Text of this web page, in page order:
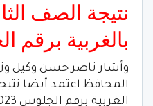
نتيجة الصف
بالغربية برقم
وأشار ناصر حسن وكيل
المحافظ اعتمد أيضا